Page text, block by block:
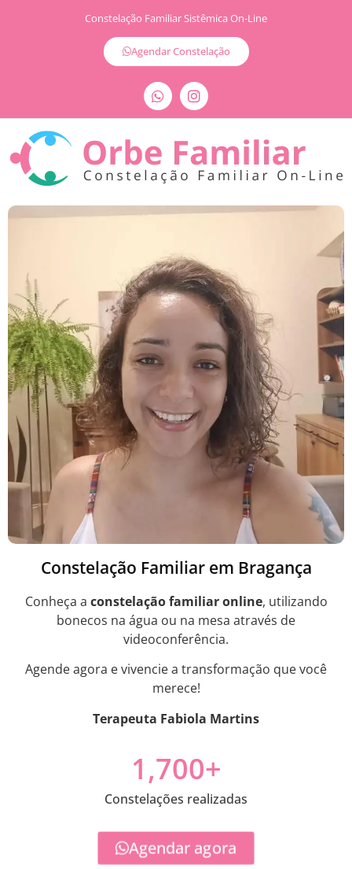
Constelação Familiar Sistêmica On-Line
Agendar Constelação
Constelação Familiar em Bragança
Conheça a constelação familiar online, utilizando
bonecos na água ou na mesa através de
videoconferência.
Agende agora e vivencie a transformação que você
merece!
Terapeuta Fabiola Martins
Constelações realizadas
1,700+
Agendar agora